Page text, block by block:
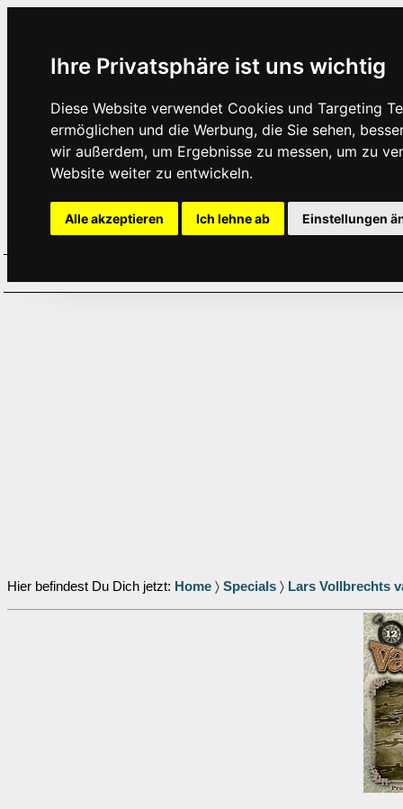
Ihre Privatsphäre ist uns wichtig
Diese Website verwendet Cookies und Targeting
ermöglichen und die Werbung, die Sie sehen,
wir außerdem, um Ergebnisse zu messen, um zu
Website weiter zu entwickeln.
Alle akzeptieren Ich lehne ab Einstellungen
Hier befindest Du Dich jetzt: Home 〉 Specials 〉 Lars Vollbrechts